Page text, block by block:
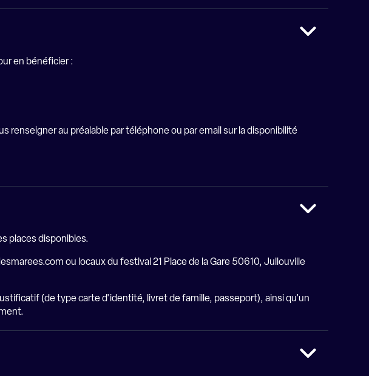
en bénéficier :
au préalable par téléphone ou par email sur la disponibilité
places disponibles.
ou locaux du festival 21 Place de la Gare 50610, Jullouville
(de type carte d'identité, livret de famille, passeport), ainsi qu’un